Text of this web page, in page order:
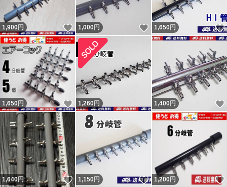
トされていますが忠告です。 最新の評価コメントは反論
が出来ないようで論点が違います。私の返答は一部変更・
追記しているので同じではありません。フリマから閲覧の
方で気になる方はヤフオクからこの評価の返答を参照くだ
さい。 結局、追跡通り問題なく届いていたようです（ナ
ビの受取連絡有・ヤマトにも確認）。無責任呼ばわりされ
ましたが自身の責任は感じていないようで謝罪と評価変更
は無し。不当評価された私は被害者で非はありません。
記載内容を理解出来ない人（対応待てない人）は購入しな
いよう明記していますので手の打ちようがない異常者・無
分別者による八つ当たりです。9、10人目の不当評価者も
1,900円 いいね！
1,000円 いいね！
1,650 円
1,650円 いいね！
1,260円 1,400円
1,640円 いいね！
1,150円 いいね！
1,200 円